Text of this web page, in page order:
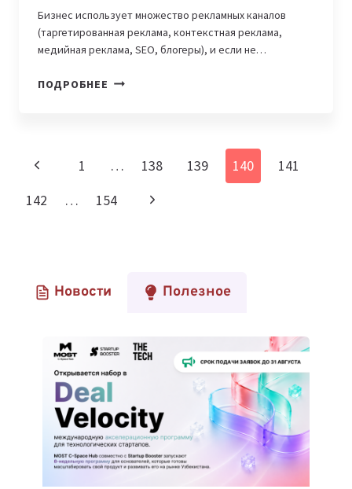
Бизнес использует множество рекламных каналов
(таргетированная реклама, контекстная реклама,
медийная реклама, SEO, блогеры), и если не…
ПОДРОБНЕЕ СЕРВИС
КАЗАХСТАНЕ
Навигация
по
Предыдущая
страница
1 … 138 139 140
141
142
… 154
Следующая
Новости Полезное